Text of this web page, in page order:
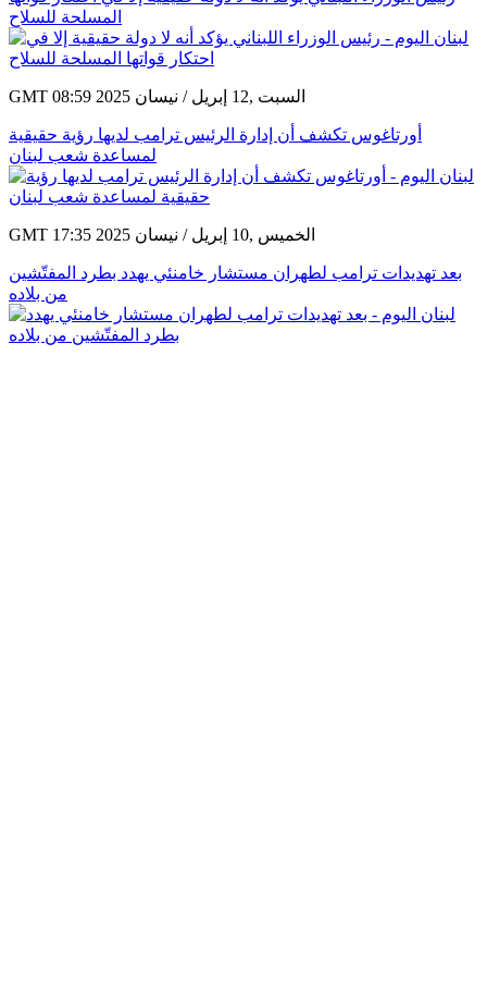
المسلحة للسلاح
GMT 08:59 2025 السبت ,12 إبريل / نيسان
أورتاغوس تكشف أن إدارة الرئيس ترامب لديها رؤية حقيقية
لمساعدة شعب لبنان
GMT 17:35 2025 الخميس ,10 إبريل / نيسان
بعد تهديدات ترامب لطهران مستشار خامنئي يهدد بطرد المفتّشين
من بلاده